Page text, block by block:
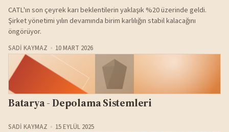
CATL'ın son çeyrek karı beklentilerin yaklaşık %20 üzerinde geldi.
Şirket yönetimi yılın devamında birim karlılığın stabil kalacağını
öngörüyor.
SADI KAYMAZ 10 MART 2026
Batarya - Depolama Sistemleri
SADI KAYMAZ 15 EYLÜL 2025